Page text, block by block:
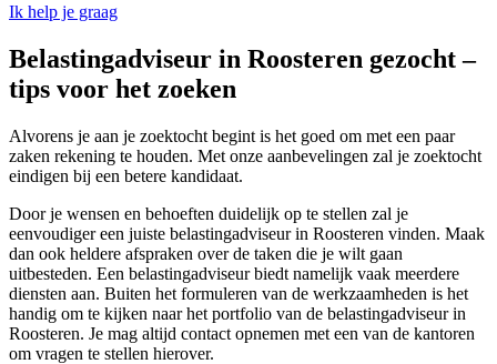
Ik help je graag
Belastingadviseur in Roosteren gezocht –
tips voor het zoeken
Alvorens je aan je zoektocht begint is het goed om met een paar
zaken rekening te houden. Met onze aanbevelingen zal je zoektocht
eindigen bij een betere kandidaat.
Door je wensen en behoeften duidelijk op te stellen zal je
eenvoudiger een juiste belastingadviseur in Roosteren vinden. Maak
dan ook heldere afspraken over de taken die je wilt gaan
uitbesteden. Een belastingadviseur biedt namelijk vaak meerdere
diensten aan. Buiten het formuleren van de werkzaamheden is het
handig om te kijken naar het portfolio van de belastingadviseur in
Roosteren. Je mag altijd contact opnemen met een van de kantoren
om vragen te stellen hierover.